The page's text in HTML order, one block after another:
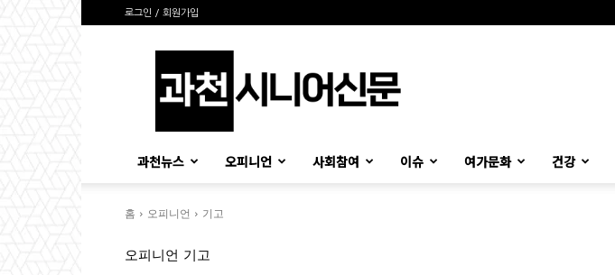
로그인 / 회원가입
시
과천뉴스 오피니언 사회참여 이슈 여가문화 건강
홈 오피니언 기고
오피니언 기고